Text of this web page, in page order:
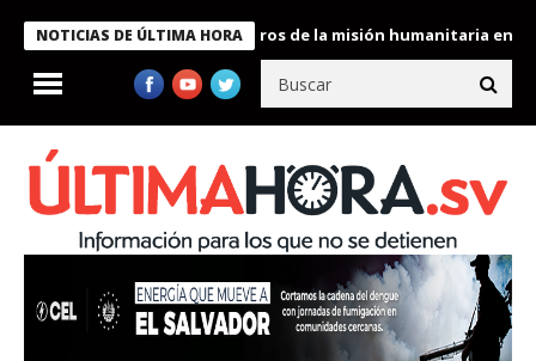
NOTICIAS DE ÚLTIMA HORA
condecora a miembros de la misión humanitaria enviada a